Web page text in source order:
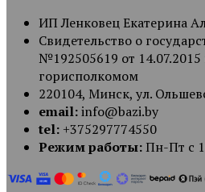
ИП Ленковец Екатерина
Свидетельство о
№192505619 от
горисполкомом
220104, Минск, ул.
email:info@bazi.by
tel: +375297774550
Режим работы:Пн-Пт с